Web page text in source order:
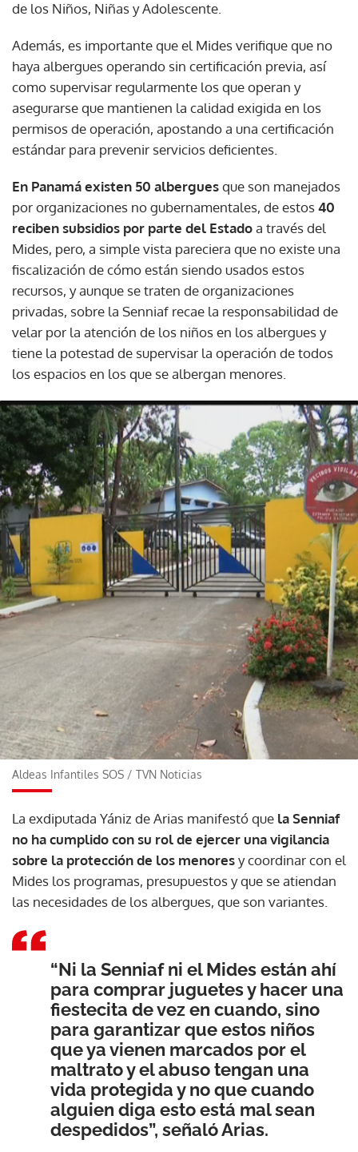
de los Niños, Niñas y Adolescente.
Además, es importante que el Mides verifique que no
haya albergues operando sin certificación previa, así
como supervisar regularmente los que operan y
asegurarse que mantienen la calidad exigida en los
permisos de operación, apostando a una certificación
estándar para prevenir servicios deficientes.
En Panamá existen 50 alberguesque son manejados
por organizaciones no gubernamentales, de estos40
reciben subsidios por parte del Estadoa través del
Mides, pero, a simple vista pareciera que no existe una
fiscalización de cómo están siendo usados estos
recursos, y aunque se traten de organizaciones
privadas, sobre la Senniaf recae la responsabilidad de
velar por la atención de los niños en los albergues y
tiene la potestad de supervisar la operación de todos
los espacios en los que se albergan menores.
Aldeas Infantiles SOS / TVN Noticias
La exdiputada Yániz de Arias manifestó que la Senniaf
no ha cumplido con su rol de ejercer una vigilancia
sobre la protección de los menoresy coordinar con el
Mides los programas, presupuestos y que se atiendan
las necesidades de los albergues, que son variantes.
“Ni la Senniaf ni el Mides están ahí
para comprar juguetes y hacer una
fiestecita de vez en cuando, sino
para garantizar que estos niños
que ya vienen marcados por el
maltrato y el abuso tengan una
vida protegida y no que cuando
alguien diga esto está mal sean
despedidos”, señaló Arias.